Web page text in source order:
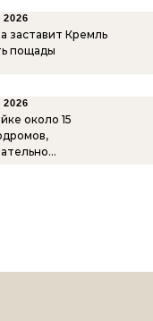
заставит Кремль
пощады
около 15